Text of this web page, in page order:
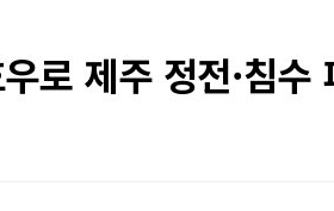
제주 정전·침수